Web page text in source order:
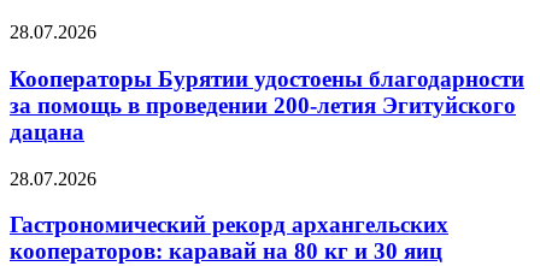
28.07.2026
Кооператоры Бурятии удостоены благодарности
за помощь в проведении 200-летия Эгитуйского
дацана
28.07.2026
Гастрономический рекорд архангельских
кооператоров: каравай на 80 кг и 30 яиц